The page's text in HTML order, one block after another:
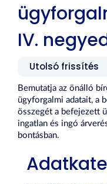
IV.
Utolsó frissítés
Bemutatja az önálló
ügyforgalmi adatait, a
összegét a befejezett
ingatlan és ingó
bontásban.